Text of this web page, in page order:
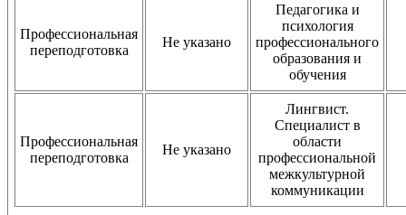
Профессиональная
переподготовка
Не указано
Педагогика и
психология
профессионального
образования и
обучения
Профессиональная
переподготовка
Не указано
Лингвист.
Специалист в
области
профессиональной
межкультурной
коммуникации